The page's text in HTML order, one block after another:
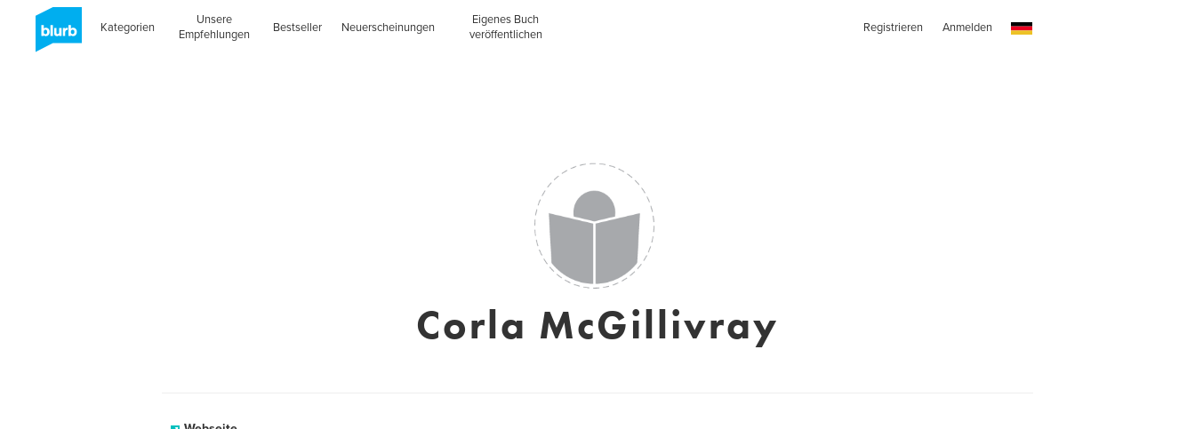
Kategorien
Unsere
Empfehlungen
Bestseller Neuerscheinungen
Eigenes Buch
veröffentlichen
Registrieren Anmelden
Corla McGillivray